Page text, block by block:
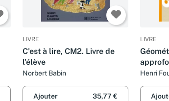
LIVRE
C'est à lire, CM2. Livre de
l'élève
Norbert Babin
Ajouter 35,77 €
LIVRE
Henri